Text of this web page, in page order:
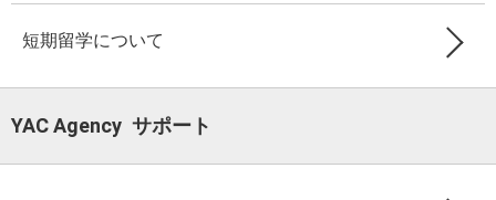
短期留学について
YAC Agency サポート